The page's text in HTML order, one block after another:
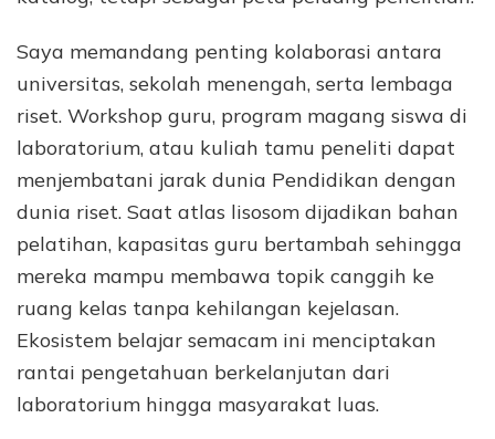
Saya memandang penting kolaborasi antara
universitas, sekolah menengah, serta lembaga
riset. Workshop guru, program magang siswa di
laboratorium, atau kuliah tamu peneliti dapat
menjembatani jarak dunia Pendidikan dengan
dunia riset. Saat atlas lisosom dijadikan bahan
pelatihan, kapasitas guru bertambah sehingga
mereka mampu membawa topik canggih ke
ruang kelas tanpa kehilangan kejelasan.
Ekosistem belajar semacam ini menciptakan
rantai pengetahuan berkelanjutan dari
laboratorium hingga masyarakat luas.